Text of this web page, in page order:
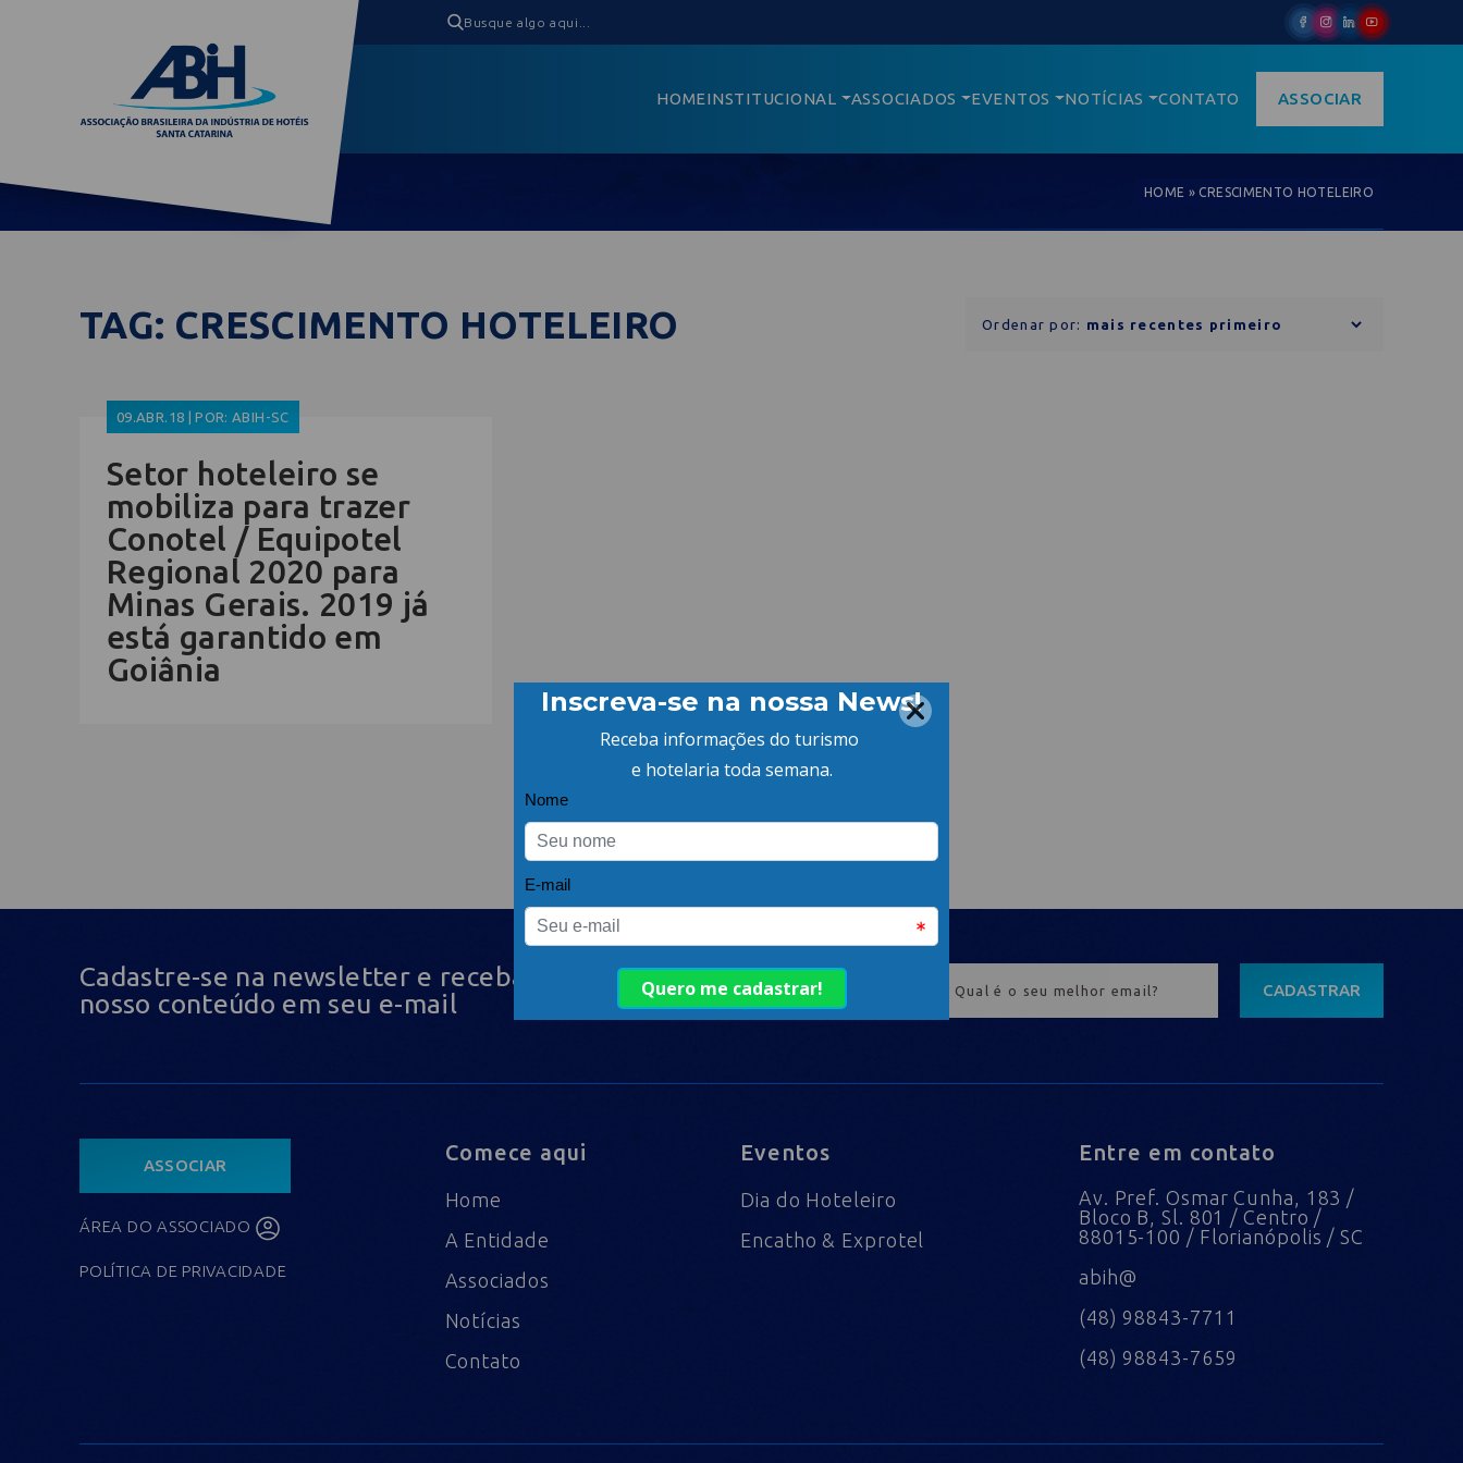
HOMEINSTITUCIONAL ASSOCIADOS EVENTOS NOTÍCIAS CONTATO ASSOCIAR
HOME » CRESCIMENTO HOTELEIRO
TAG: CRESCIMENTO HOTELEIRO Ordenar por:
09.ABR.18 | POR: ABIH-SC
Setor hoteleiro se
mobiliza para trazer
Conotel / Equipotel
Regional 2020 para
Minas Gerais. 2019 já
está garantido em
Goiânia
Cadastre-se na newsletter e receba
nosso conteúdo em seu e-mail
CADASTRAR
ASSOCIAR
ÁREA DO ASSOCIADO
POLÍTICA DE PRIVACIDADE
Comece aqui
Home
A Entidade
Associados
Notícias
Contato
Eventos
Dia do Hoteleiro
Encatho & Exprotel
Entre em contato
Av. Pref. Osmar Cunha, 183 /
Bloco B, Sl. 801 / Centro /
88015-100 / Florianópolis / SC
abih@
(48) 98843-7711
(48) 98843-7659